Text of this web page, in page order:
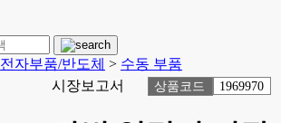
전자부품/반도체 > 수동 부품
시장보고서
상품코드 1969970